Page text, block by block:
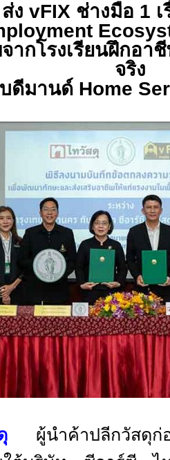
ง vFIX ช่างมือ 1
ากโรงเรียนฝึกอา
จริง
ดีมานด์ Home
ผู้นำค้าปลีกวัสดุก่อ